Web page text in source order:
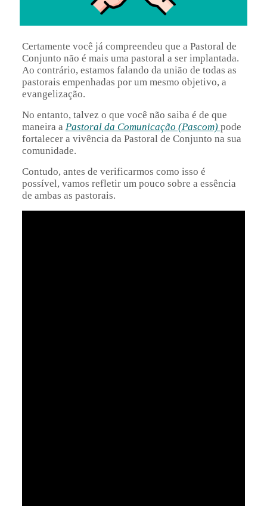
Certamente você já compreendeu que a Pastoral de
Conjunto não é mais uma pastoral a ser implantada.
Ao contrário, estamos falando da união de todas as
pastorais empenhadas por um mesmo objetivo, a
evangelização.
No entanto, talvez o que você não saiba é de que
maneira a Pastoral da Comunicação (Pascom) pode
fortalecer a vivência da Pastoral de Conjunto na sua
comunidade.
Contudo, antes de verificarmos como isso é
possível, vamos refletir um pouco sobre a essência
de ambas as pastorais.